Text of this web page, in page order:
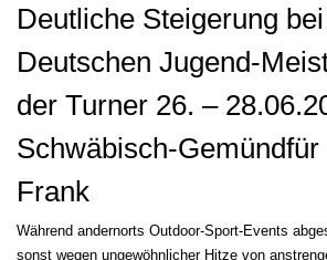
Deutliche Steigerung
Deutschen Jugend-
der Turner 26. –
Schwäbisch-Gemündfür
Frank
Während andernorts Outdoor-Sport-Events
sonst wegen ungewöhnlicher Hitze von